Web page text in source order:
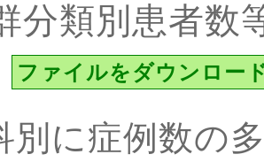
分類別患者数
ファイルをダウンロー
別に症例数の